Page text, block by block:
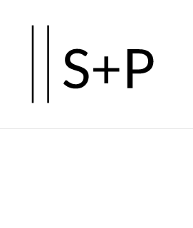
Hauptinhalt
springen